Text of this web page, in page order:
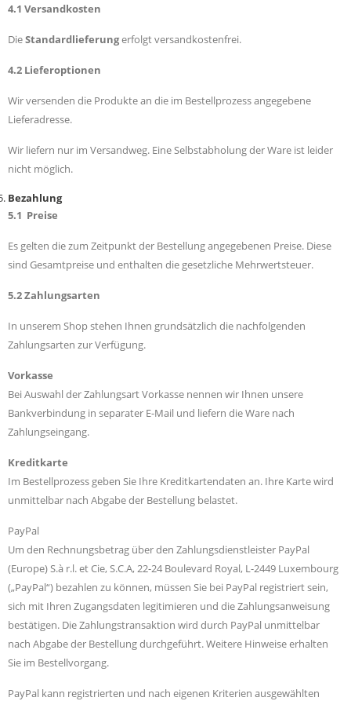
4.1 Versandkosten
DieStandardlieferungerfolgt versandkostenfrei.
4.2 Lieferoptionen
Wir versenden die Produkte an die im Bestellprozess angegebene
Lieferadresse.
Wir liefern nur im Versandweg. Eine Selbstabholung der Ware ist leider
nicht möglich.
Bezahlung
5.1 Preise
Es gelten die zum Zeitpunkt der Bestellung angegebenen Preise. Diese
sind Gesamtpreise und enthalten die gesetzliche Mehrwertsteuer.
5.2 Zahlungsarten
In unserem Shop stehen Ihnen grundsätzlich die nachfolgenden
Zahlungsarten zur Verfügung.
Vorkasse
Bei Auswahl der Zahlungsart Vorkasse nennen wir Ihnen unsere
Bankverbindung in separater E-Mail und liefern die Ware nach
Zahlungseingang.
Kreditkarte
Im Bestellprozess geben Sie Ihre Kreditkartendaten an. Ihre Karte wird
unmittelbar nach Abgabe der Bestellung belastet.
PayPal
Um den Rechnungsbetrag über den Zahlungsdienstleister PayPal
(Europe) S.à r.l. et Cie, S.C.A, 22-24 Boulevard Royal, L-2449 Luxembourg
(„PayPal“) bezahlen zu können, müssen Sie bei PayPal registriert sein,
sich mit Ihren Zugangsdaten legitimieren und die Zahlungsanweisung
bestätigen. Die Zahlungstransaktion wird durch PayPal unmittelbar
nach Abgabe der Bestellung durchgeführt. Weitere Hinweise erhalten
Sie im Bestellvorgang.
PayPal kann registrierten und nach eigenen Kriterien ausgewählten